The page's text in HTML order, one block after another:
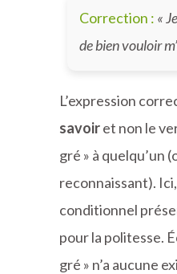
Correction : «
de bien vouloir
L’expression
savoiret non le
gré » à quelqu’un
reconnaissant).
conditionnel
pour la politesse.
gré » n’a aucune